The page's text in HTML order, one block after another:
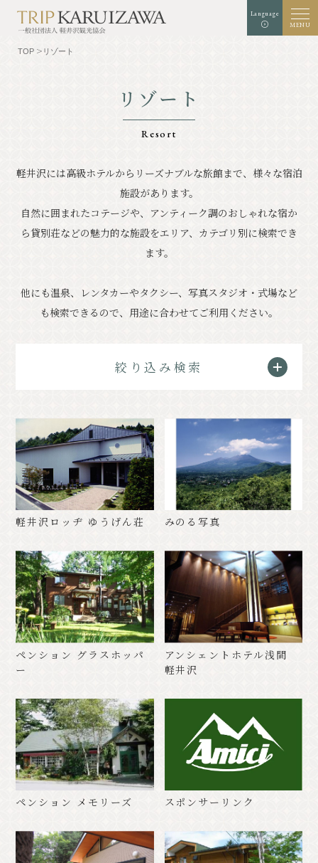
Language
MENU
黒 青
文字
サイズ
軽井沢を知る
リゾート
グルメ
体験・アート
モデルコース
フォトギャラリー
その他の協会員
観光案内所
観光協会について
会議室利⽤希望お申し込み
軽井沢観光会館利⽤お申し込み
バナー広告案内
お問い合わせ
PR
TOP リゾート
リゾート
Resort
軽井沢には高級ホテルからリーズナブルな旅館まで、様々な宿泊
施設があります。
自然に囲まれたコテージや、アンティーク調のおしゃれな宿か
ら貸別荘などの魅力的な施設をエリア、カテゴリ別に検索でき
ます。
他にも温泉、レンタカーやタクシー、写真スタジオ・式場など
も検索できるので、用途に合わせてご利用ください。
絞り込み検索
軽井沢ロッヂ ゆうげん荘 みのる写真
ペンション グラスホッパ
ー
アンシェントホテル浅間
軽井沢
ペンション メモリーズ スポンサーリンク